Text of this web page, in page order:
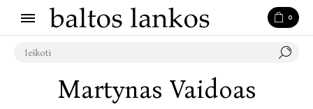
0
Martynas Vaidoas